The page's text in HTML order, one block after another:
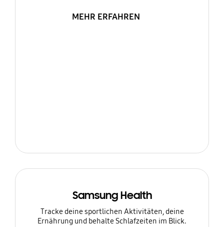
MEHR ERFAHREN
Samsung Health
Tracke deine sportlichen Aktivitäten, deine
Ernährung und behalte Schlafzeiten im Blick.